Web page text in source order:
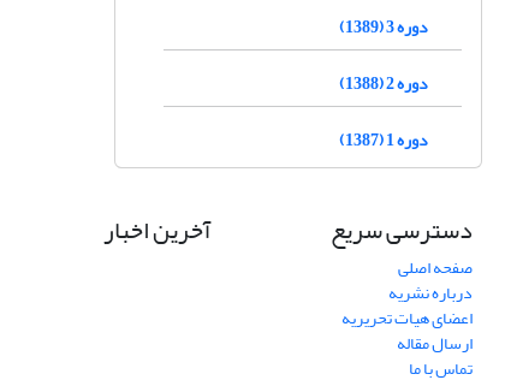
دوره 3 (1389)
دوره 2 (1388)
دوره 1 (1387)
دسترسی سریع
صفحه اصلی
درباره نشریه
اعضای هیات تحریریه
ارسال مقاله
تماس با ما
آخرین اخبار